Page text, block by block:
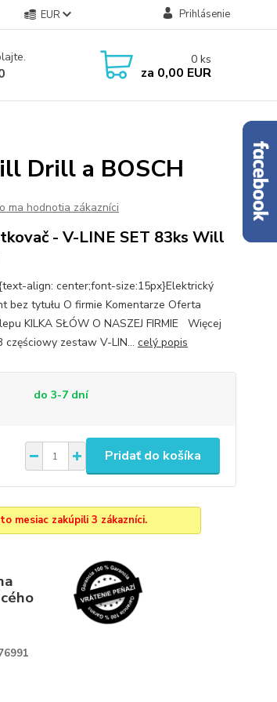
EUR Prihlásenie
0 ks
za 0,00 EUR
Drill a BOSCH
ma hodnotia zákazníci
- V-LINE SET 83ks Will
align: center;font-size:15px}Elektrický
bez tytułu O firmie Komentarze Oferta
KILKA SŁÓW O NASZEJ FIRMIE Więcej
zestaw V-LIN... celý popis
do 3-7 dní
Pridať do košíka
mesiac zakúpili 3 zákazníci.